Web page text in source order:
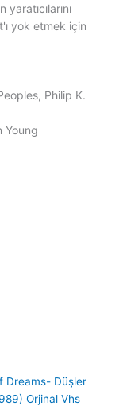
yok etmek için
Philip K.
Young